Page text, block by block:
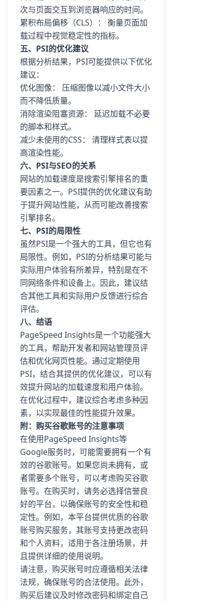
次与页面交互到浏览器响应的时间。
累积布局偏移（CLS）： 衡量页面加
载过程中视觉稳定性的指标。
五、PSI的优化建议
根据分析结果，PSI可能提供以下优化
建议：
优化图像： 压缩图像以减小文件大小
而不降低质量。
消除渲染阻塞资源： 延迟加载不必要
的脚本和样式。
减少未使用的CSS： 清理样式表以提
高渲染性能。
六、PSI与SEO的关系
网站的加载速度是搜索引擎排名的重
要因素之一。PSI提供的优化建议有助
于提升网站性能，从而可能改善搜索
引擎排名。
七、PSI的局限性
虽然PSI是一个强大的工具，但它也有
局限性。例如，PSI的分析结果可能与
实际用户体验有所差异，特别是在不
同网络条件和设备上。因此，建议结
合其他工具和实际用户反馈进行综合
评估。
八、结语
PageSpeed Insights是一个功能强大
的工具，帮助开发者和网站管理员评
估和优化网页性能。通过定期使用
PSI，结合其提供的优化建议，可以有
效提升网站的加载速度和用户体验。
在优化过程中，建议综合考虑多种因
素，以实现最佳的性能提升效果。
附：购买谷歌账号的注意事项
在使用PageSpeed Insights等
Google服务时，可能需要拥有一个有
效的谷歌账号。如果您尚未拥有，或
者需要多个账号，可以考虑购买谷歌
账号。在购买时，请务必选择信誉良
好的平台，以确保账号的安全性和稳
定性。例如，本平台提供优质的谷歌
账号购买服务，其账号支持更改密码
和个人资料，适用于各注册场景，并
且提供详细的使用说明。
请注意，购买账号时应遵循相关法律
法规，确保账号的合法使用。此外，
购买后建议及时修改密码和绑定自己